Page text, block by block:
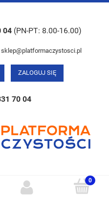
04 (PN-PT: 8.00-16.00)
sklep@platformaczystosci.pl
ZALOGUJ SIĘ
70 04